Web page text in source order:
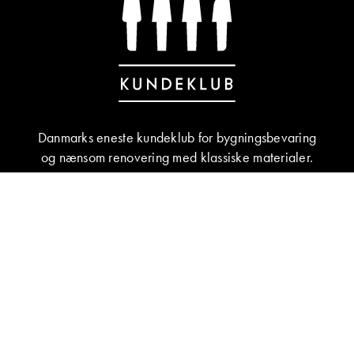
Danmarks eneste kundeklub for bygningsbevaring
og nænsom renovering med klassiske materialer.